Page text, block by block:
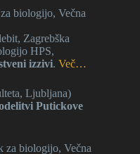
biologijo, Večna
Zagrebška
HPS,
izzivi. Več…
Ljubljana)
Putickove
za biologijo, Večna